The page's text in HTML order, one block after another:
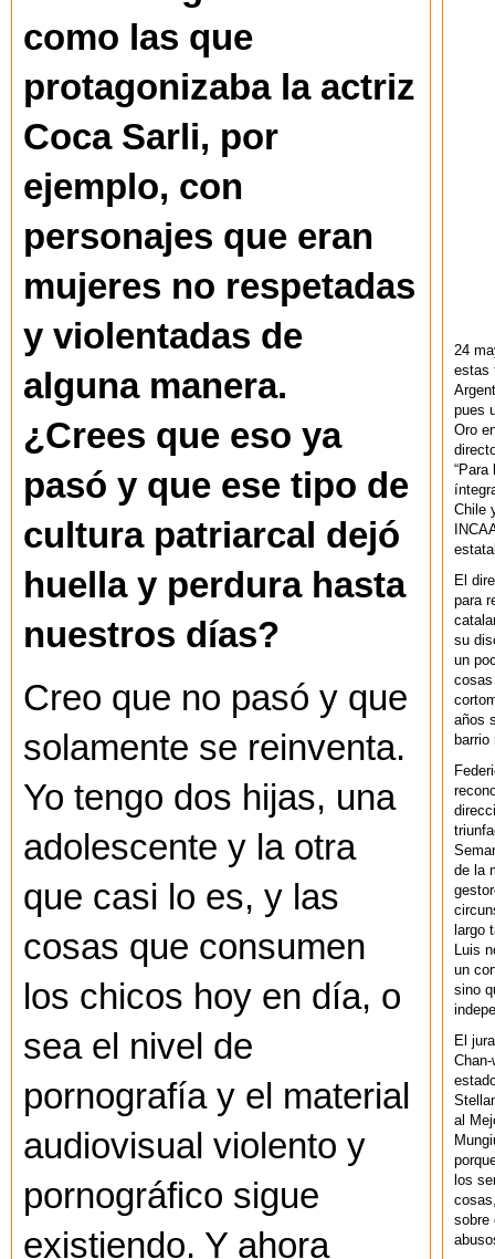
como las que
protagonizaba la actriz
Coca Sarli, por
ejemplo, con
personajes que eran
mujeres no respetadas
y violentadas de
alguna manera.
¿Crees que eso ya
pasó y que ese tipo de
cultura patriarcal dejó
huella y perdura hasta
nuestros días?
Creo que no pasó y que
solamente se reinventa.
Yo tengo dos hijas, una
adolescente y la otra
que casi lo es, y las
cosas que consumen
los chicos hoy en día, o
sea el nivel de
pornografía y el material
audiovisual violento y
pornográfico sigue
existiendo. Y ahora
24
estas
pues
Oro
“Para
Chile
El
para
su
un
cosas
años
de la
largo
Luis
un
sino
El
al
los
sobre